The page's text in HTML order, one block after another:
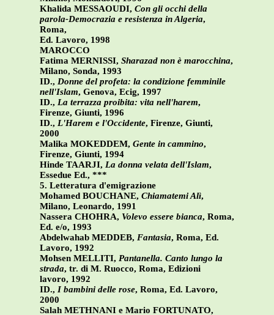
Khalida MESSAOUDI, Con gli occhi della
parola-Democrazia e resistenza in Algeria,
Roma,
Ed. Lavoro, 1998
MAROCCO
Fatima MERNISSI, Sharazad non è marocchina,
Milano, Sonda, 1993
ID., Donne del profeta: la condizione femminile
nell'Islam, Genova, Ecig, 1997
ID., La terrazza proibita: vita nell'harem,
Firenze, Giunti, 1996
ID., L'Harem e l'Occidente, Firenze, Giunti,
2000
Malika MOKEDDEM, Gente in cammino,
Firenze, Giunti, 1994
Hinde TAARJI, La donna velata dell'Islam,
Essedue Ed., ***
5. Letteratura d'emigrazione
Mohamed BOUCHANE, Chiamatemi Alì,
Milano, Leonardo, 1991
Nassera CHOHRA, Volevo essere bianca, Roma,
Ed. e/o, 1993
Abdelwahab MEDDEB, Fantasia, Roma, Ed.
Lavoro, 1992
Mohsen MELLITI, Pantanella. Canto lungo la
strada, tr. di M. Ruocco, Roma, Edizioni
lavoro, 1992
ID., I bambini delle rose, Roma, Ed. Lavoro,
2000
Salah METHNANI e Mario FORTUNATO,